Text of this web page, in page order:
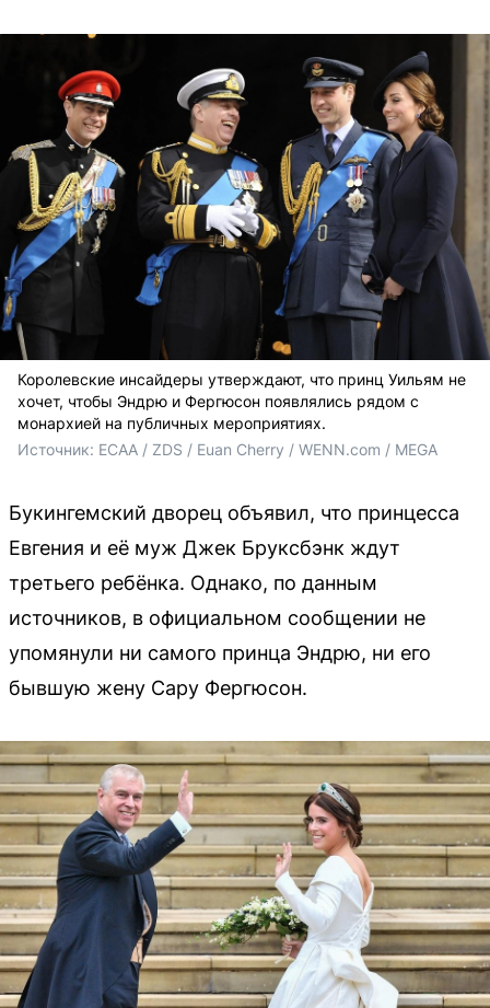
Королевские инсайдеры утверждают, что принц Уильям не
хочет, чтобы Эндрю и Фергюсон появлялись рядом с
монархией на публичных мероприятиях.
Источник: ECAA / ZDS / Euan Cherry / WENN.com / MEGA
Букингемский дворец объявил, что принцесса
Евгения и её муж Джек Бруксбэнк ждут
третьего ребёнка. Однако, по данным
источников, в официальном сообщении не
упомянули ни самого принца Эндрю, ни его
бывшую жену Сару Фергюсон.